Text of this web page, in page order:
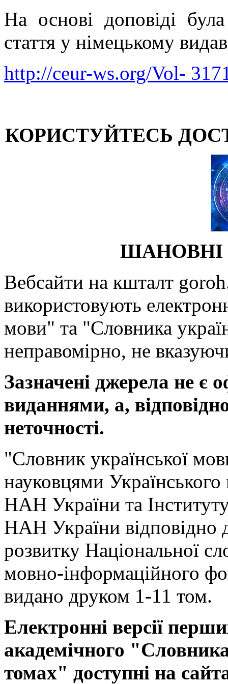
На основі доповіді
стаття у німецькому
http://ceur-ws.org/Vol-
КОРИСТУЙТЕСЬ
ШАНОВНІ
Вебсайти на кшталт
використовують
мови" та "Словника
неправомірно, не
Зазначені джерела не є
виданнями, а,
неточності.
"Словник української
науковцями
НАН України та
НАН України відповідно
розвитку Національної
мовно-інформаційного
видано друком 1-11 том.
Електронні версії
академічного
томах" доступні на